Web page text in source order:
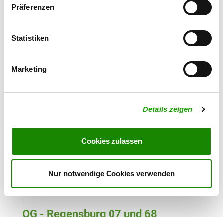
Präferenzen
Statistiken
Marketing
Details zeigen
Cookies zulassen
Nur notwendige Cookies verwenden
Details
84069 Schierling
OG - Tegernheim
Details
93105 Tegernheim
OG - Bad Abbach
Details
Stinkelbrunn-Str. 31
OG - Regensburg 07 und 68